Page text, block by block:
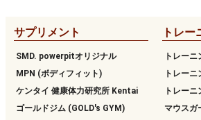
サプリメント
SMD. powerpitオリジナル
MPN (ボディフィット)
ケンタイ 健康体力研究所 Kentai
ゴールドジム (GOLD's GYM)
トレー
トレー
トレー
トレー
マウスガ